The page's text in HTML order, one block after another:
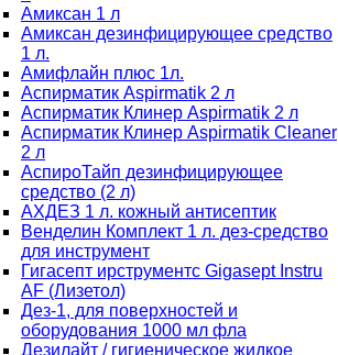
Амиксан 1 л
Амиксан дезинфицирующее средство
1 л.
Амифлайн плюс 1л.
Аспирматик Aspirmatik 2 л
Аспирматик Клинер Aspirmatik 2 л
Аспирматик Клинер Aspirmatik Cleaner
2 л
АспироТайп дезинфицирующее
средство (2 л)
АХДЕЗ 1 л. кожный антисептик
Венделин Комплект 1 л. дез-средство
для инструмент
Гигасепт ирструментс Gigasept Instru
AF (Лизетол)
Дез-1, для поверхностей и
оборудования 1000 мл фла
Дезилайт / гигиеническое жидкое